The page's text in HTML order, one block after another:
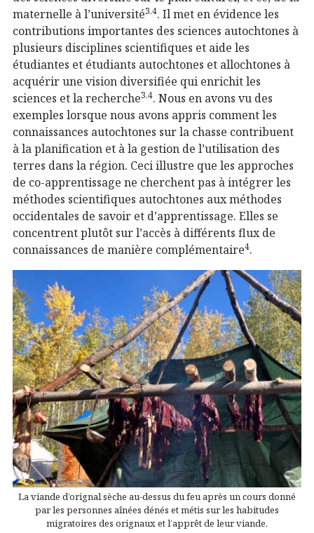
maternelle à l’université3,4. Il met en évidence les
contributions importantes des sciences autochtones à
plusieurs disciplines scientifiques et aide les
étudiantes et étudiants autochtones et allochtones à
acquérir une vision diversifiée qui enrichit les
sciences et la recherche3,4. Nous en avons vu des
exemples lorsque nous avons appris comment les
connaissances autochtones sur la chasse contribuent
à la planification et à la gestion de l’utilisation des
terres dans la région. Ceci illustre que les approches
de co-apprentissage ne cherchent pas à intégrer les
méthodes scientifiques autochtones aux méthodes
occidentales de savoir et d’apprentissage. Elles se
concentrent plutôt sur l’accès à différents flux de
connaissances de manière complémentaire4.
La viande d’orignal sèche au-dessus du feu après un cours donné
par les personnes aînées dénés et métis sur les habitudes
migratoires des orignaux et l’apprêt de leur viande.